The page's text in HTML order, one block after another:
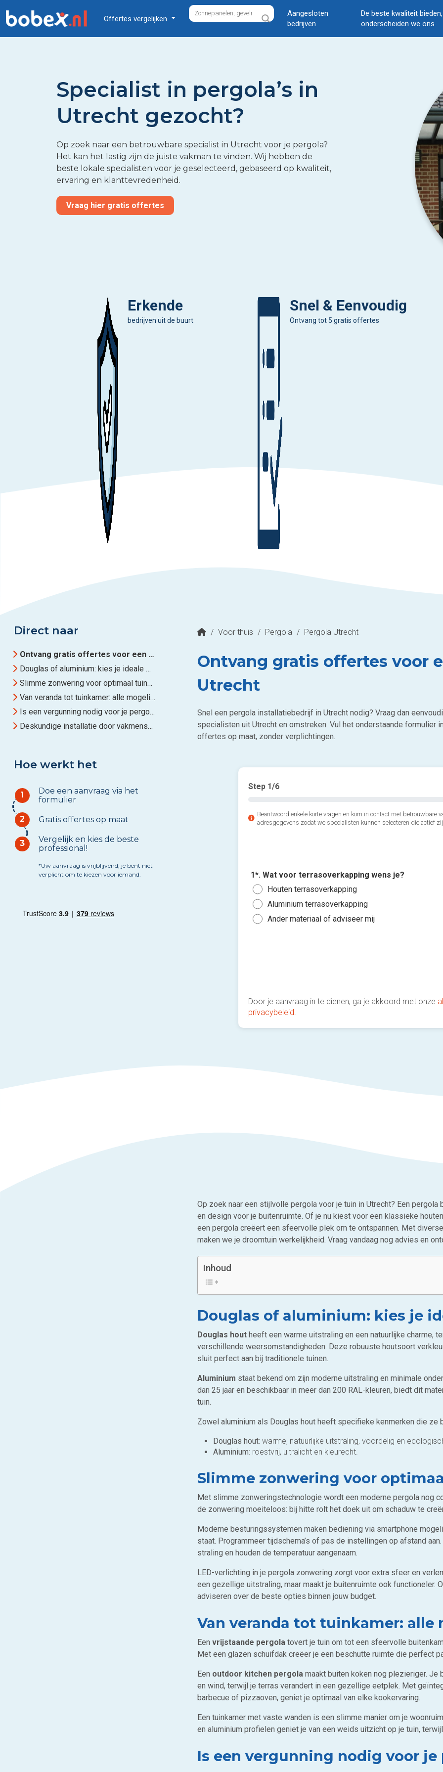
Offertes vergelijken
Aangesloten
bedrijven
De beste kwaliteit
onderscheiden we ons
Specialist in pergola’s in
Utrecht gezocht?
Op zoek naar een betrouwbare specialist in Utrecht voor je pergola?
Het kan het lastig zijn de juiste vakman te vinden. Wij hebben de
beste lokale specialisten voor je geselecteerd, gebaseerd op kwaliteit,
ervaring en klanttevredenheid.
Vraag hier gratis offertes
Erkende
bedrijven uit de buurt
Snel & Eenvoudig
Ontvang tot 5 gratis offertes
Direct naar
Ontvang gratis offertes voor een pergola in regio Utrecht
Douglas of aluminium: kies je ideale materiaal
Slimme zonwering voor optimaal tuingenot
Van veranda tot tuinkamer: alle mogelijkheden
Is een vergunning nodig voor je pergola?
Deskundige installatie door vakmensen
Hoe werkt het
1
Doe een aanvraag via het
formulier
2 Gratis offertes op maat
3
Vergelijk en kies de beste
professional!
*Uw aanvraag is vrijblijvend, je bent niet
verplicht om te kiezen voor iemand.
/ Voor thuis / Pergola / Pergola Utrecht
Ontvang gratis offertes voor
Utrecht
Snel een pergola installatiebedrijf in Utrecht nodig? Vraag dan
specialisten uit Utrecht en omstreken. Vul het onderstaande formulier
offertes op maat, zonder verplichtingen.
Step 1/6
Beantwoord enkele korte vragen en kom in contact met betrouwbare
adresgegevens zodat we specialisten kunnen selecteren die actief
1*. Wat voor terrasoverkapping wens je?
Houten terrasoverkapping
Aluminium terrasoverkapping
Ander materiaal of adviseer mij
Door je aanvraag in te dienen, ga je akkoord met onze
privacybeleid.
Op zoek naar een stijlvolle pergola voor je tuin in Utrecht? Een
en design voor je buitenruimte. Of je nu kiest voor een klassieke
een pergola creëert een sfeervolle plek om te ontspannen. Met
maken we je droomtuin werkelijkheid. Vraag vandaag nog advies en
Inhoud
Douglas of aluminium: kies je
Douglas hout heeft een warme uitstraling en een natuurlijke charme,
verschillende weersomstandigheden. Deze robuuste houtsoort
sluit perfect aan bij traditionele tuinen.
Aluminium staat bekend om zijn moderne uitstraling en minimale
dan 25 jaar en beschikbaar in meer dan 200 RAL-kleuren, biedt dit
tuin.
Zowel aluminium als Douglas hout heeft specifieke kenmerken die ze
Douglas hout: warme, natuurlijke uitstraling, voordelig en
Aluminium: roestvrij, ultralicht en kleurecht.
Slimme zonwering voor
Met slimme zonweringstechnologie wordt een moderne pergola nog
de zonwering moeiteloos: bij hitte rolt het doek uit om schaduw te
Moderne besturingssystemen maken bediening via smartphone
staat. Programmeer tijdschema’s of pas de instellingen op afstand
straling en houden de temperatuur aangenaam.
LED-verlichting in je pergola zonwering zorgt voor extra sfeer en
een gezellige uitstraling, maar maakt je buitenruimte ook functioneler.
adviseren over de beste opties binnen jouw budget.
Van veranda tot tuinkamer: alle
Een vrijstaande pergola tovert je tuin om tot een sfeervolle
Met een glazen schuifdak creëer je een beschutte ruimte die perfect
Een outdoor kitchen pergola maakt buiten koken nog plezieriger.
en wind, terwijl je terras verandert in een gezellige eetplek. Met
barbecue of pizzaoven, geniet je optimaal van elke kookervaring.
Een tuinkamer met vaste wanden is een slimme manier om je
en aluminium profielen geniet je van een weids uitzicht op je tuin,
Is een vergunning nodig voor je